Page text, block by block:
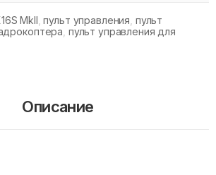
MkII ,пульт управления пульт
пульт управления для
Описание